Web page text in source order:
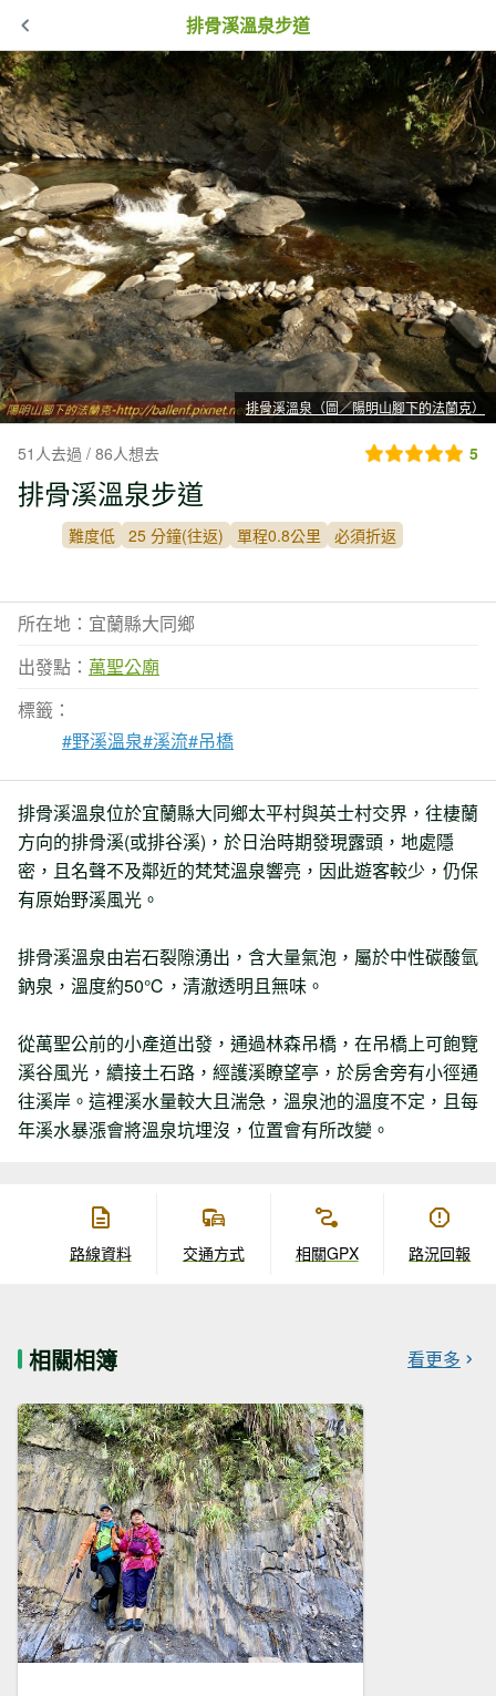
排骨溪溫泉步道
排骨溪溫泉（圖／陽明山腳下的法蘭克）
51人去過 / 86人想去 5
排骨溪溫泉步道
難度低 25 分鐘(往返) 單程0.8公里 必須折返
所在地：宜蘭縣大同鄉
出發點： 萬聖公廟
標籤：
#野溪溫泉#溪流#吊橋
排骨溪溫泉位於宜蘭縣大同鄉太平村與英士村交界，往棲蘭
方向的排骨溪(或排谷溪)，於日治時期發現露頭，地處隱
密，且名聲不及鄰近的梵梵溫泉響亮，因此遊客較少，仍保
有原始野溪風光。
排骨溪溫泉由岩石裂隙湧出，含大量氣泡，屬於中性碳酸氫
鈉泉，溫度約50℃，清澈透明且無味。
從萬聖公前的小產道出發，通過林森吊橋，在吊橋上可飽覽
溪谷風光，續接土石路，經護溪瞭望亭，於房舍旁有小徑通
往溪岸。這裡溪水量較大且湍急，溫泉池的溫度不定，且每
年溪水暴漲會將溫泉坑埋沒，位置會有所改變。
路線資料 交通方式 相關GPX 路況回報
相關相簿 看更多